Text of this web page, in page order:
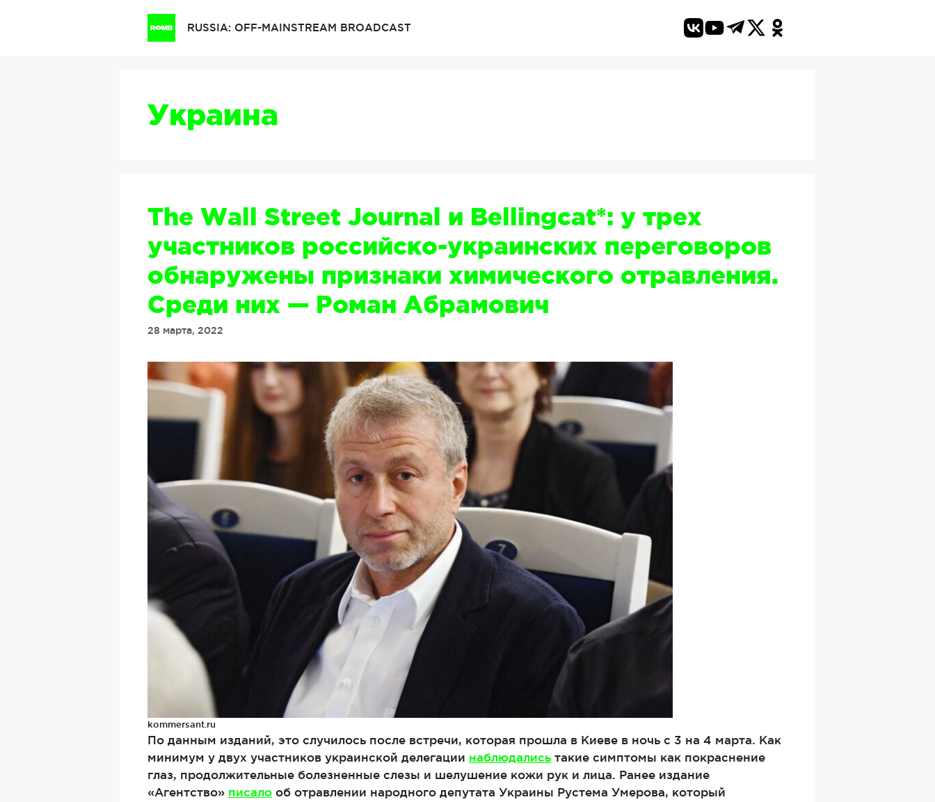
RUSSIA: OFF-MAINSTREAM BROADCAST
Украина
The Wall Street Journal и Bellingcat*: у трех
участников российско-украинских переговоров
обнаружены признаки химического отравления.
Среди них — Роман Абрамович
28 марта, 2022
kommersant.ru
По данным изданий, это случилось после встречи, которая прошла в Киеве в ночь с 3 на 4 марта. Как
минимум у двух участников украинской делегации наблюдались такие симптомы как покраснение
глаз, продолжительные болезненные слезы и шелушение кожи рук и лица. Ранее издание
«Агентство» писало об отравлении народного депутата Украины Рустема Умерова, который